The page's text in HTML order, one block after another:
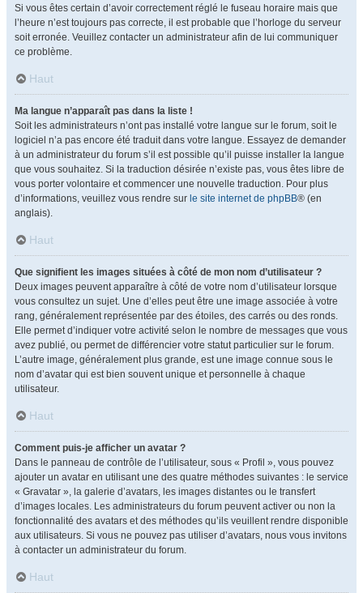
Si vous êtes certain d’avoir correctement réglé le fuseau horaire mais que
l’heure n’est toujours pas correcte, il est probable que l’horloge du serveur
soit erronée. Veuillez contacter un administrateur afin de lui communiquer
ce problème.
Haut
Ma langue n’apparaît pas dans la liste !
Soit les administrateurs n’ont pas installé votre langue sur le forum, soit le
logiciel n’a pas encore été traduit dans votre langue. Essayez de demander
à un administrateur du forum s’il est possible qu’il puisse installer la langue
que vous souhaitez. Si la traduction désirée n’existe pas, vous êtes libre de
vous porter volontaire et commencer une nouvelle traduction. Pour plus
d’informations, veuillez vous rendre sur le site internet de phpBB® (en
anglais).
Haut
Que signifient les images situées à côté de mon nom d’utilisateur ?
Deux images peuvent apparaître à côté de votre nom d’utilisateur lorsque
vous consultez un sujet. Une d’elles peut être une image associée à votre
rang, généralement représentée par des étoiles, des carrés ou des ronds.
Elle permet d’indiquer votre activité selon le nombre de messages que vous
avez publié, ou permet de différencier votre statut particulier sur le forum.
L’autre image, généralement plus grande, est une image connue sous le
nom d’avatar qui est bien souvent unique et personnelle à chaque
utilisateur.
Haut
Comment puis-je afficher un avatar ?
Dans le panneau de contrôle de l’utilisateur, sous « Profil », vous pouvez
ajouter un avatar en utilisant une des quatre méthodes suivantes : le service
« Gravatar », la galerie d’avatars, les images distantes ou le transfert
d’images locales. Les administrateurs du forum peuvent activer ou non la
fonctionnalité des avatars et des méthodes qu’ils veuillent rendre disponible
aux utilisateurs. Si vous ne pouvez pas utiliser d’avatars, nous vous invitons
à contacter un administrateur du forum.
Haut